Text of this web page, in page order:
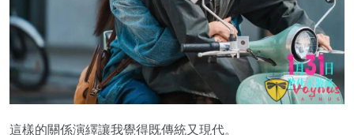
這樣的關係演繹讓我覺得既傳統又現代。